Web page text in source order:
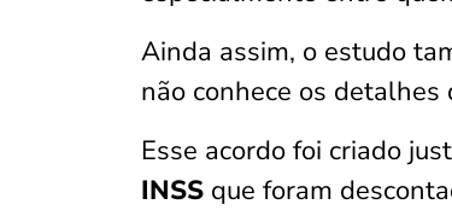
Ainda assim, o estudo
não conhece os detalhes
Esse acordo foi criado
INSS que foram